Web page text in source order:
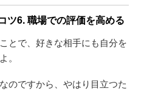
ツ6. 職場での評価を高める
とで、好きな相手にも自分を
。
のですから、やはり目立つた